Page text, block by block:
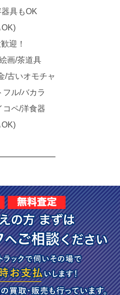
器具もOK
OK)
迎！
画/茶道具
/古いオモチャ
フル/バカラ
コペ/洋食器
OK)